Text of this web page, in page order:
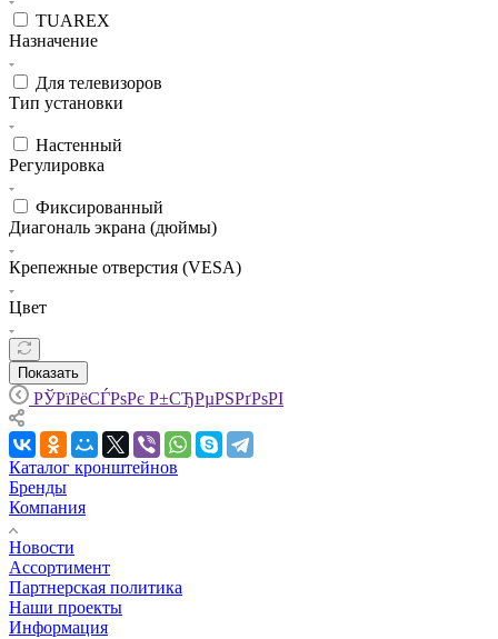
TUAREX
Назначение
Для телевизоров
Тип установки
Настенный
Регулировка
Фиксированный
Диагональ экрана (дюймы)
Крепежные отверстия (VESA)
Цвет
Показать
РЎРїРёСЃРѕРє Р±СЂРµРЅРґРѕРІ
Каталог кронштейнов
Бренды
Компания
Новости
Ассортимент
Партнерская политика
Наши проекты
Информация